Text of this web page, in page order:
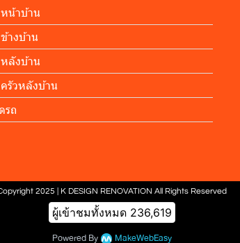
น้าบ้าน
างบ้าน
ลังบ้าน
รัวหลังบ้าน
รถ
2025 | K DESIGN RENOVATION All Rights Reserved
ผู้เข้าชมทั้งหมด 236,619
Powered By MakeWebEasy